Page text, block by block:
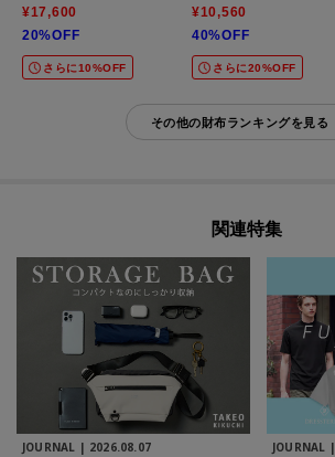
¥17,600
20%OFF
さらに10%OFF
¥10,560
40%OFF
さらに20%OFF
その他の財布ランキングを見る
関連特集
JOURNAL | 2026.08.07 JOURNAL |